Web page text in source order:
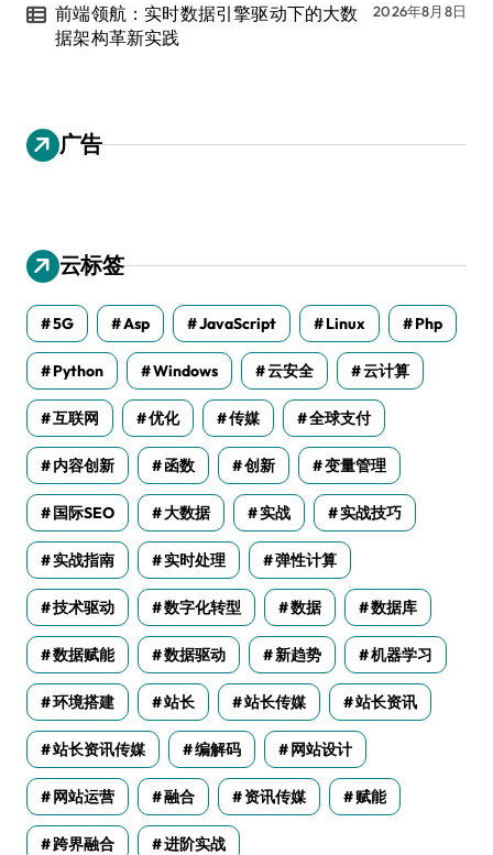
前端领航：实时数据引擎驱动下的大数
据架构革新实践
2026年8月8日
广告
云标签
5G Asp JavaScript Linux Php
Python Windows 云安全 云计算
互联网 优化 传媒 全球支付
内容创新 函数 创新 变量管理
国际SEO 大数据 实战 实战技巧
实战指南 实时处理 弹性计算
技术驱动 数字化转型 数据 数据库
数据赋能 数据驱动 新趋势 机器学习
环境搭建 站长 站长传媒 站长资讯
站长资讯传媒 编解码 网站设计
网站运营 融合 资讯传媒 赋能
跨界融合 进阶实战